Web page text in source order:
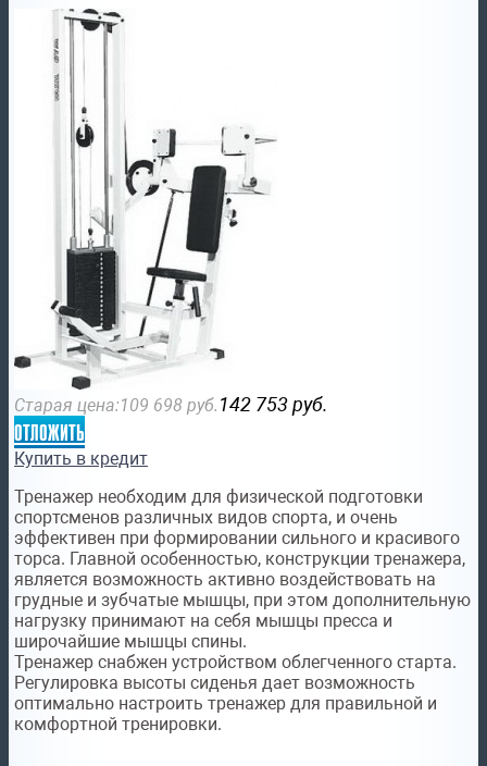
Старая цена:109 698 руб. 142 753 руб.
отложить
Купить в кредит
Тренажер необходим для физической подготовки
спортсменов различных видов спорта, и очень
эффективен при формировании сильного и красивого
торса. Главной особенностью, конструкции тренажера,
является возможность активно воздействовать на
грудные и зубчатые мышцы, при этом дополнительную
нагрузку принимают на себя мышцы пресса и
широчайшие мышцы спины.
Тренажер снабжен устройством облегченного старта.
Регулировка высоты сиденья дает возможность
оптимально настроить тренажер для правильной и
комфортной тренировки.